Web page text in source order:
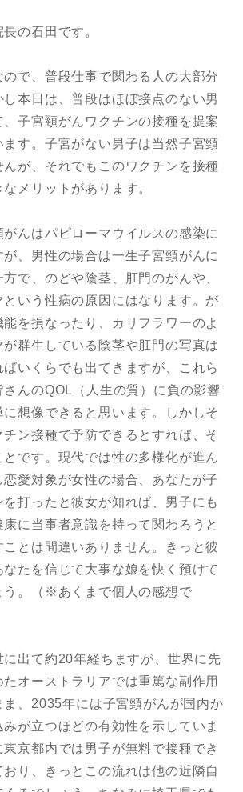
の石田です。
で、普段仕事で関わる人の大部分
本日は、普段はほぼ接点のない男
子宮頸がんワクチンの接種を提案
ます。子宮がない男子は当然子宮頸
が、それでもこのワクチンを接種
メリットがあります。
んはパピローマウイルスの感染に
、男性の場合は一生子宮頸がんに
で、のどや陰茎、肛門のがんや、
いう性病の原因にはなります。が
を損なったり、カリフラワーのよ
が群生している陰茎や肛門の写真は
いくらでも出てきますが、これら
んのQOL（人生の質）に負の影響
に想像できると思います。しかしそ
ン接種で予防できるとすれば、そ
です。現代では性の多様化が進ん
愛対象が女性の場合、あなたが子
打ったと彼女が知れば、男子にも
に当事者意識を持って関わろうと
とは間違いありません。きっと彼
たを信じて大事な娘を快く預けて
う。（※あくまで個人の感想で
に出て約20年経ちますが、世界に先
オーストラリアでは重篤な副作用
ま、2035年には子宮頸がんが国内か
が立つほどの有効性を示していま
京都内では男子が無料で接種でき
り、きっとこの流れは他の近隣自